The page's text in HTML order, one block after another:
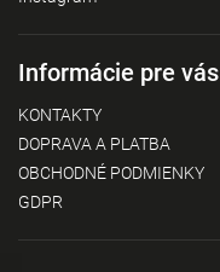
Informácie pre vás
KONTAKTY
DOPRAVA A PLATBA
OBCHODNÉ PODMIENKY
GDPR